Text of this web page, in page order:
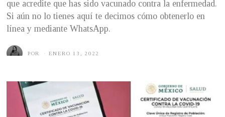
que acredite que has sido vacunado contra la enfermedad.
Si aún no lo tienes aquí te decimos cómo obtenerlo en
línea y mediante WhatsApp.
POR ENERO 13, 2022
O
2
,
2